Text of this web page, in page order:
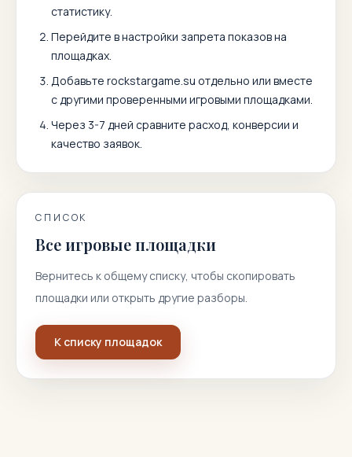
статистику.
Перейдите в настройки запрета показов на
площадках.
Добавьте rockstargame.su отдельно или вместе
с другими проверенными игровыми площадками.
Через 3-7 дней сравните расход, конверсии и
качество заявок.
СПИСОК
Все игровые площадки
Вернитесь к общему списку, чтобы скопировать
площадки или открыть другие разборы.
К списку площадок